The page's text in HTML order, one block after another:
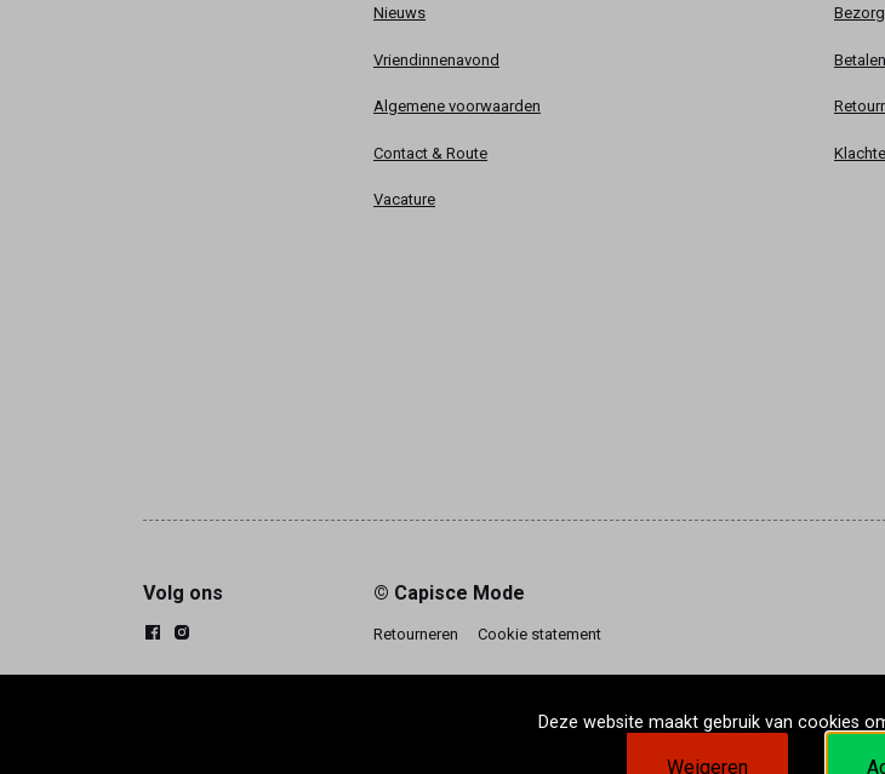
Nieuws
Vriendinnenavond
Algemene voorwaarden
Contact & Route
Vacature
Volg ons © Capisce Mode
Retourneren Cookie statement
Deze website maakt gebruik van cookies
Weigeren